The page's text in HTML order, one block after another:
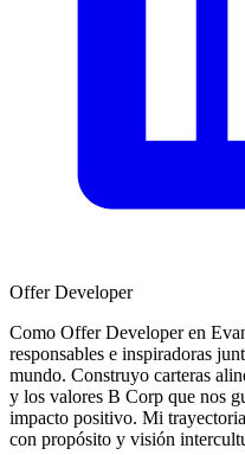
Offer Developer
Como Offer Developer en
responsables e inspiradoras
mundo. Construyo carteras
y los valores B Corp que nos
impacto positivo. Mi
con propósito y visión